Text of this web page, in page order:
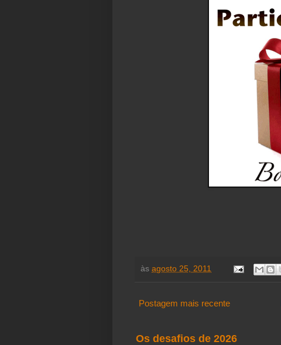
às agosto 25, 2011
Postagem mais recente
Os desafios de 2026